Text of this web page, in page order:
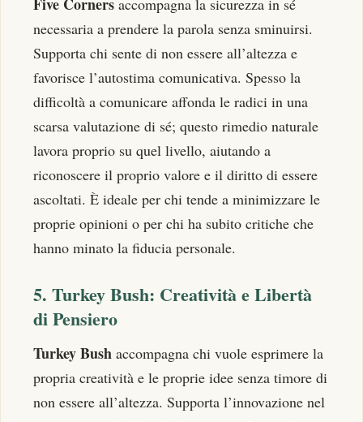
Five Corners accompagna la sicurezza in sé
necessaria a prendere la parola senza sminuirsi.
Supporta chi sente di non essere all’altezza e
favorisce l’autostima comunicativa. Spesso la
difficoltà a comunicare affonda le radici in una
scarsa valutazione di sé; questo rimedio naturale
lavora proprio su quel livello, aiutando a
riconoscere il proprio valore e il diritto di essere
ascoltati. È ideale per chi tende a minimizzare le
proprie opinioni o per chi ha subito critiche che
hanno minato la fiducia personale.
5. Turkey Bush: Creatività e Libertà
di Pensiero
Turkey Bush accompagna chi vuole esprimere la
propria creatività e le proprie idee senza timore di
non essere all’altezza. Supporta l’innovazione nel